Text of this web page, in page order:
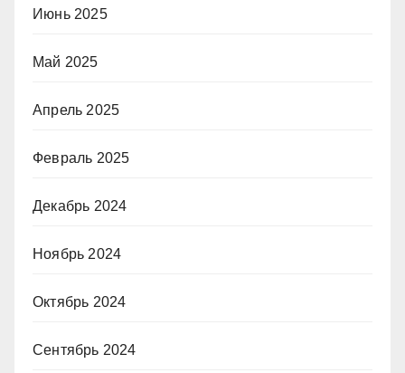
Июнь 2025
Май 2025
Апрель 2025
Февраль 2025
Декабрь 2024
Ноябрь 2024
Октябрь 2024
Сентябрь 2024